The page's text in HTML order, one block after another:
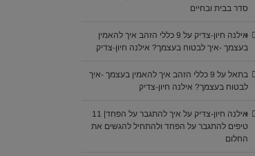
סדר בבית ובחיים
אילנה חיון-צדיק על
9 כללי הזהב איך להאמין
בעצמך -איך לבטוח בעצמך? אילנה חיון-צדיק
בתאל על
9 כללי הזהב איך להאמין בעצמך -איך
לבטוח בעצמך? אילנה חיון-צדיק
אילנה חיון-צדיק על
איך להתגבר על הפחד| 11
טיפים להתגבר על הפחד ולהתחיל להגשים את
החלום